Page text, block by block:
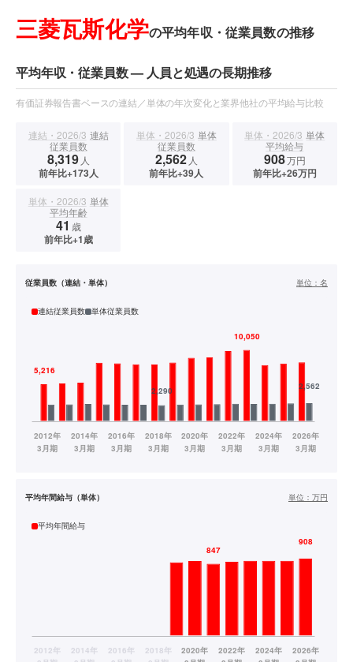
三菱瓦斯化学の平均年収・従業員数の推移
平均年収・従業員数 — 人員と処遇の長期推移
有価証券報告書ベースの連結／単体の年次変化と業界他社の平均給与比較
連結・2026/3 連結
従業員数
8,319 人
前年比+173人
単体・2026/3 単体
従業員数
2,562 人
前年比+39人
単体・2026/3 単体
平均給与
908万円
前年比+26万円
単体・2026/3 単体
平均年齢
41 歳
前年比+1歳
従業員数（連結・単体） 単位： 名
連結従業員数 単体従業員数
平均年間給与（単体） 単位： 万円
平均年間給与